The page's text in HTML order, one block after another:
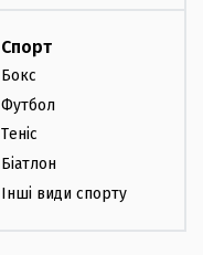
Спорт
Бокс
Футбол
Теніс
Біатлон
Інші види спорту